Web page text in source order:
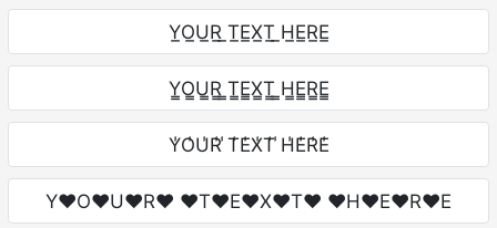
Y̲O̲U̲R̲ ̲T̲E̲X̲T̲ ̲H̲E̲R̲E̲
Y̳O̳U̳R̳ ̳T̳E̳X̳T̳ ̳H̳E̳R̳E̳
Y̾O̾U̾R̾ ̾T̾E̾X̾T̾ ̾H̾E̾R̾E̾
Y♥O♥U♥R♥ ♥T♥E♥X♥T♥ ♥H♥E♥R♥E